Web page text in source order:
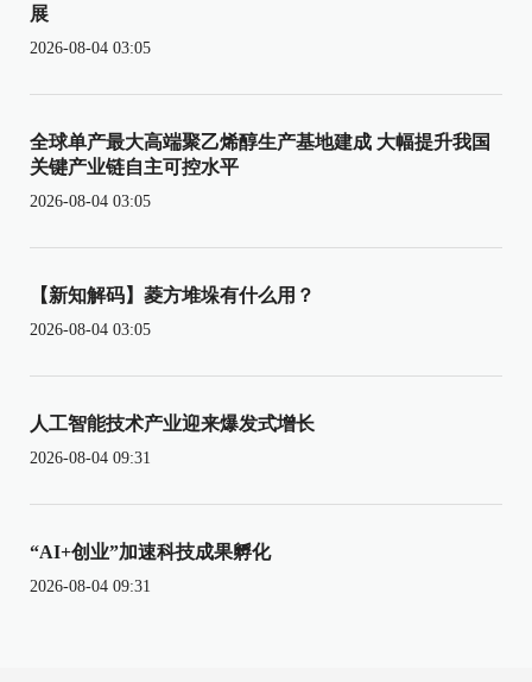
展
2026-08-04 03:05
全球单产最大高端聚乙烯醇生产基地建成 大幅提升我国
关键产业链自主可控水平
2026-08-04 03:05
【新知解码】菱方堆垛有什么用？
2026-08-04 03:05
人工智能技术产业迎来爆发式增长
2026-08-04 09:31
“AI+创业”加速科技成果孵化
2026-08-04 09:31